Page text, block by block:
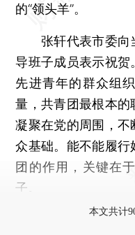
的“领头羊”。
张轩代表市委向
导班子成员表示祝
先进青年的群众组
量，共青团最根本
凝聚在党的周围，
众基础。能不能履
团的作用，关键在
子。
本文共计